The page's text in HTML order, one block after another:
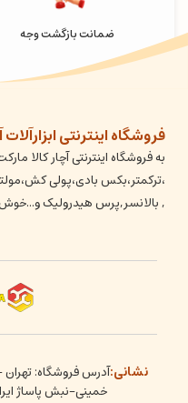
ضمانت بازگشت وجه
فروشگاه اینترنتی
به فروشگاه اینترنتی آچار کالا
،ترکمتر،بکس بادی،پولی
, بالانسر,پرس هیدرولیک
نشانی:آدرس فروشگاه: تهران
خمینی-نبش پاساژ ایرانیان پلاک